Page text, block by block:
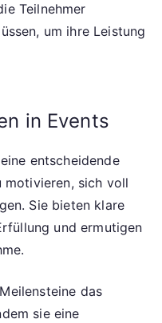
Teilnehmer
um ihre Leistung
in Events
entscheidende
motivieren, sich voll
Sie bieten klare
und ermutigen
das
sie eine